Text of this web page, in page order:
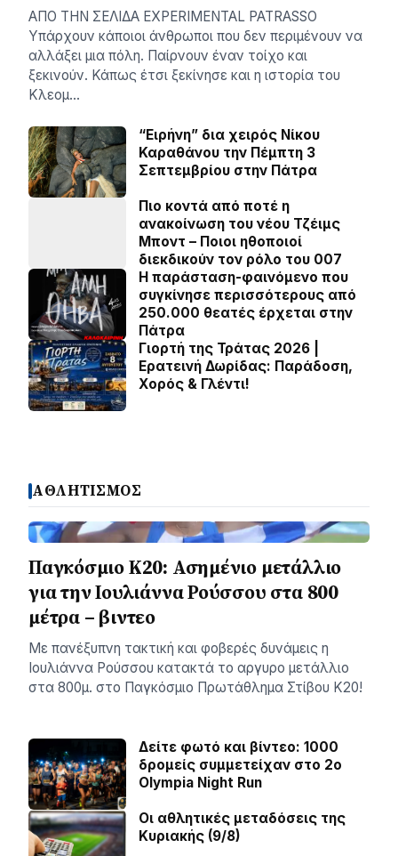
AΠΟ ΤΗΝ ΣΕΛΙΔΑ EXPERIMENTAL PATRASSO
Υπάρχουν κάποιοι άνθρωποι που δεν περιμένουν να
αλλάξει μια πόλη. Παίρνουν έναν τοίχο και
ξεκινούν. Κάπως έτσι ξεκίνησε και η ιστορία του
Κλεομ…
“Ειρήνη” δια χειρός Νίκου
Καραθάνου την Πέμπτη 3
Σεπτεμβρίου στην Πάτρα
Πιο κοντά από ποτέ η
ανακοίνωση του νέου Τζέιμς
Μποντ – Ποιοι ηθοποιοί
διεκδικούν τον ρόλο του 007
Η παράσταση-φαινόμενο που
συγκίνησε περισσότερους από
250.000 θεατές έρχεται στην
Πάτρα
Γιορτή της Τράτας 2026 |
Ερατεινή Δωρίδας: Παράδοση,
Χορός & Γλέντι!
ΑΘΛΗΤΙΣΜΟΣ
Παγκόσμιο Κ20: Ασημένιο μετάλλιο
για την Ιουλιάννα Ρούσσου στα 800
μέτρα – βιντεο
Με πανέξυπνη τακτική και φοβερές δυνάμεις η
Ιουλιάννα Ρούσσου κατακτά το αργυρο μετάλλιο
στα 800μ. στο Παγκόσμιο Πρωτάθλημα Στίβου Κ20!
Δείτε φωτό και βίντεο: 1000
δρομείς συμμετείχαν στο 2ο
Olympia Night Run
Οι αθλητικές μεταδόσεις της
Κυριακής (9/8)